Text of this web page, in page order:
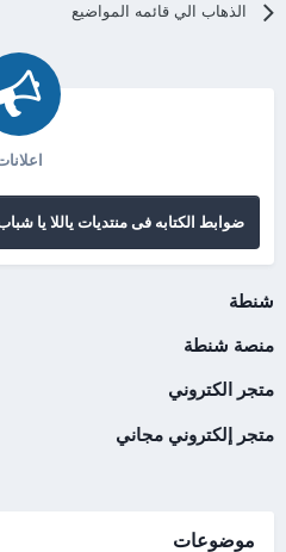
الذهاب الي قائمه المواضيع
اعلانات
ضوابط الكتابه فى منتديات ياللا يا شباب
شنطة
منصة شنطة
متجر الكتروني
متجر إلكتروني مجاني
موضوعات